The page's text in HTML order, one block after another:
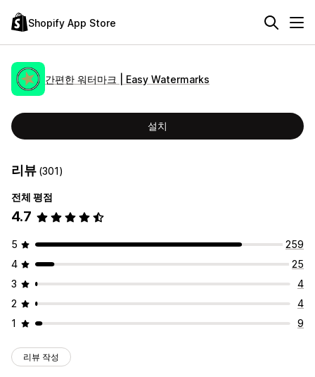
Shopify App Store
간편한 워터마크 | Easy Watermarks
설치
리뷰 (301)
전체 평점
4.7
5
259
4
25
3
4
2
4
1
9
리뷰 작성